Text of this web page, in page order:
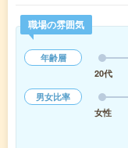
職場の雰囲気
年齢層
20代
男女比率
女性